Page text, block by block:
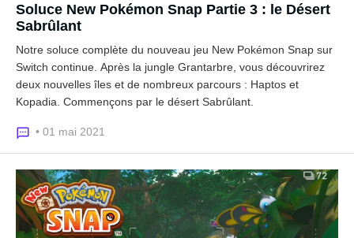
Soluce New Pokémon Snap Partie 3 : le Désert
Sabrûlant
Notre soluce complète du nouveau jeu New Pokémon Snap sur
Switch continue. Après la jungle Grantarbre, vous découvrirez
deux nouvelles îles et de nombreux parcours : Haptos et
Kopadia. Commençons par le désert Sabrûlant.
• 01 mai 2021